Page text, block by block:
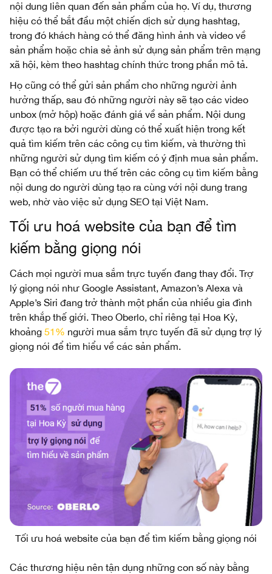
nội dung liên quan đến sản phẩm của họ. Ví dụ, thương
hiệu có thể bắt đầu một chiến dịch sử dụng hashtag,
trong đó khách hàng có thể đăng hình ảnh và video về
sản phẩm hoặc chia sẻ ảnh sử dụng sản phẩm trên mạng
xã hội, kèm theo hashtag chính thức trong phần mô tả.
Họ cũng có thể gửi sản phẩm cho những người ảnh
hưởng thấp, sau đó những người này sẽ tạo các video
unbox (mở hộp) hoặc đánh giá về sản phẩm. Nội dung
được tạo ra bởi người dùng có thể xuất hiện trong kết
quả tìm kiếm trên các công cụ tìm kiếm, và thường thì
những người sử dụng tìm kiếm có ý định mua sản phẩm.
Bạn có thể chiếm ưu thế trên các công cụ tìm kiếm bằng
nội dung do người dùng tạo ra cùng với nội dung trang
web, nhờ vào việc sử dụng SEO tại Việt Nam.
Tối ưu hoá website của bạn để tìm
kiếm bằng giọng nói
Cách mọi người mua sắm trực tuyến đang thay đổi. Trợ
lý giọng nói như Google Assistant, Amazon’s Alexa và
Apple’s Siri đang trở thành một phần của nhiều gia đình
trên khắp thế giới. Theo Oberlo, chỉ riêng tại Hoa Kỳ,
khoảng 51% người mua sắm trực tuyến đã sử dụng trợ lý
giọng nói để tìm hiểu về các sản phẩm.
Tối ưu hoá website của bạn để tìm kiếm bằng giọng nói
Các thương hiệu nên tận dụng những con số này bằng